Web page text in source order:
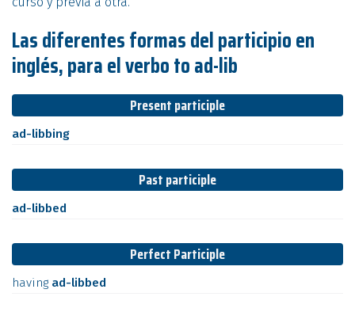
Las diferentes formas del participio en
inglés, para el verbo to ad-lib
Present participle
ad-libbing
Past participle
ad-libbed
Perfect Participle
having ad-libbed